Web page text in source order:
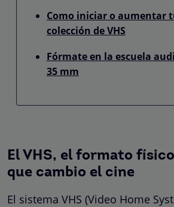
Como iniciar o aumentar
colección de VHS
Fórmate en la escuela
35 mm
El VHS, el formato
que cambio el cine
El sistema VHS (Video Home